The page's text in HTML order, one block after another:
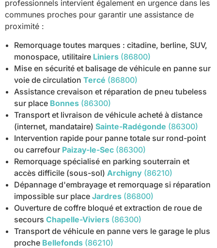
professionnels intervient également en urgence dans les
communes proches pour garantir une assistance de
proximité :
Remorquage toutes marques : citadine, berline, SUV,
monospace, utilitaire Liniers (86800)
Mise en sécurité et balisage de véhicule en panne sur
voie de circulation Tercé (86800)
Assistance crevaison et réparation de pneu tubeless
sur place Bonnes (86300)
Transport et livraison de véhicule acheté à distance
(internet, mandataire) Sainte-Radégonde (86300)
Intervention rapide pour panne totale sur rond-point
ou carrefour Paizay-le-Sec (86300)
Remorquage spécialisé en parking souterrain et
accès difficile (sous-sol) Archigny (86210)
Dépannage d'embrayage et remorquage si réparation
impossible sur place Jardres (86800)
Ouverture de coffre bloqué et extraction de roue de
secours Chapelle-Viviers (86300)
Transport de véhicule en panne vers le garage le plus
proche Bellefonds (86210)